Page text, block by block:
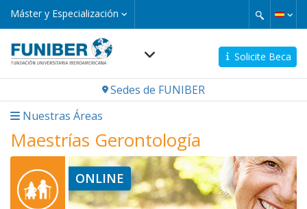
Pasar
principal
Máster y Especialización
Máster
y
Solicite Beca
Navegación
Sedes de FUNIBER
Nuestras Áreas
Maestrías Gerontología
ONLINE